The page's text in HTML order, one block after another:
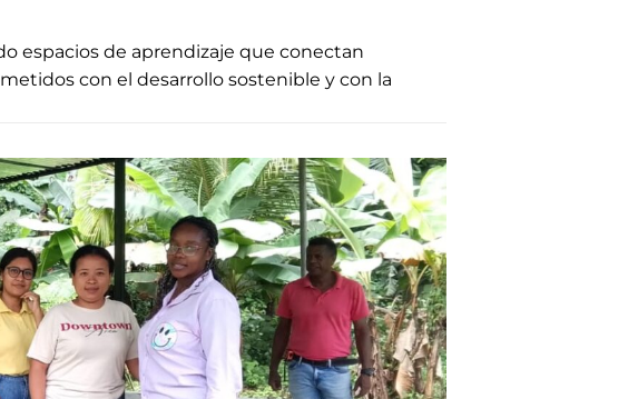
espacios de aprendizaje que conectan
con el desarrollo sostenible y con la